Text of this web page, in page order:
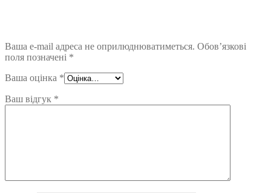
Ваша e-mail адреса не оприлюднюватиметься. Обов’язкові
поля позначені *
Ваша оцінка *
Ваш відгук *